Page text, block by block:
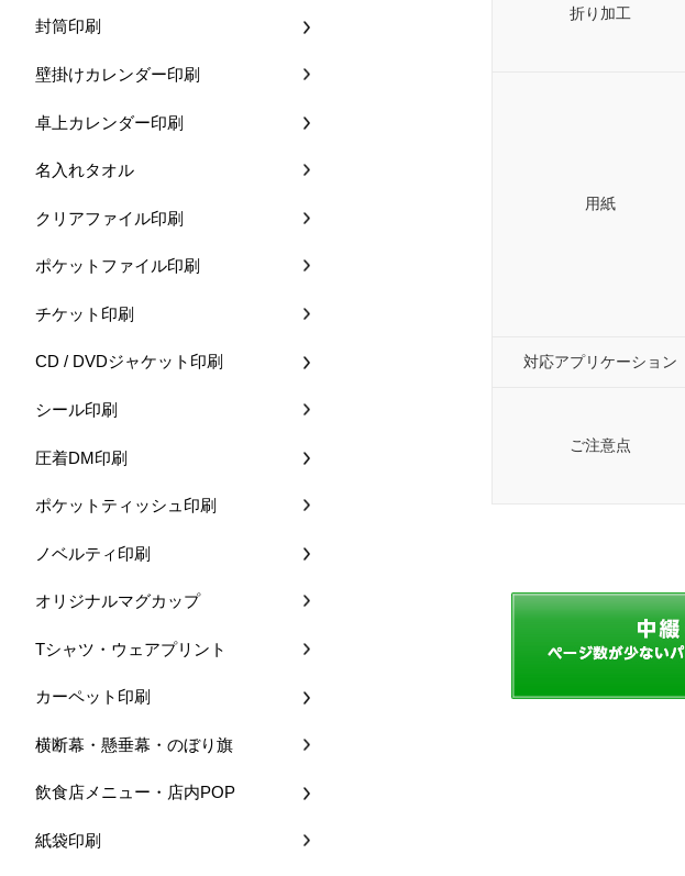
折り加工
用紙
対応アプリケーション
ご注意点
封筒印刷
壁掛けカレンダー印刷
卓上カレンダー印刷
名入れタオル
クリアファイル印刷
ポケットファイル印刷
チケット印刷
CD / DVDジャケット印刷
シール印刷
圧着DM印刷
ポケットティッシュ印刷
ノベルティ印刷
オリジナルマグカップ
Tシャツ・ウェアプリント
カーペット印刷
横断幕・懸垂幕・のぼり旗
飲食店メニュー・店内POP
紙袋印刷